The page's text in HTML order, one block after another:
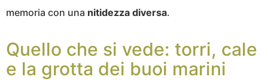
memoria con una nitidezza diversa.
Quello che si vede: torri, cale
e la grotta dei buoi marini